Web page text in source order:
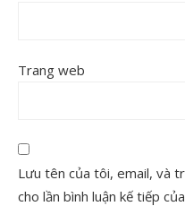
Trang web
Lưu tên của tôi, email, và
cho lần bình luận kế tiếp